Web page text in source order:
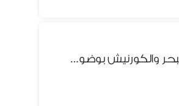
شقة للايجار مفروش بميامي السياحية فيو جانبي للبحر والكورنيش بوضوح وقريبة لجميع مراكز التسوق والمولات والكافيهات والبرندات وحدائق المنتزه والمعمورة الشاطئ